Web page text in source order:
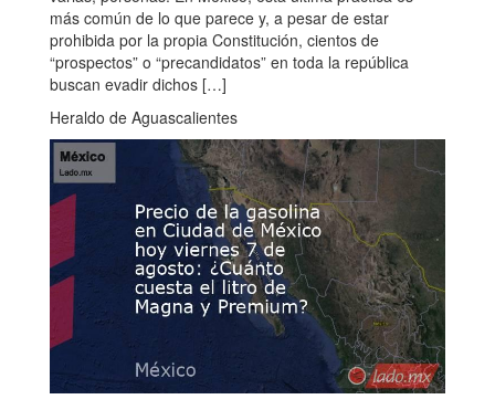
más común de lo que parece y, a pesar de estar
prohibida por la propia Constitución, cientos de
“prospectos” o “precandidatos” en toda la república
buscan evadir dichos […]
Heraldo de Aguascalientes